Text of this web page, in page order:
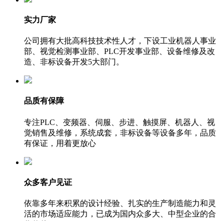
实力厂家
公司拥有大批高科技技术性人才，下设工业机器人事业
部、视觉检测事业部、PLC开发事业部、设备维修及改
造、非标设备开发5大部门。
品质有保障
专注PLC、变频器、伺服、步进、触摸屏、机器人、视
觉销售及维修，系统成套，非标设备等设备多年，品质
有保证，用着更放心
众多客户见证
依靠多年来积累的设计经验、扎实的生产制造能力和灵
活的市场适应能力，已成为国内众多大、中型企业的合